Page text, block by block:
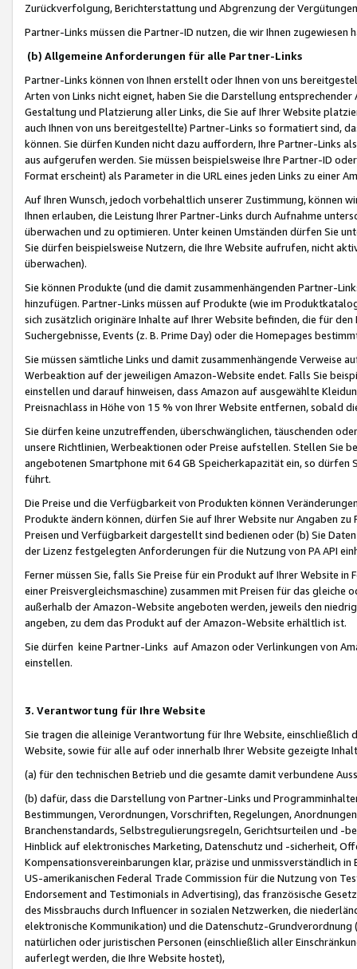
Zurückverfolgung, Berichterstattung und Abgrenzung der
Partner-Links müssen die Partner-ID nutzen, die wir Ihnen zugewiesen
(b) Allgemeine Anforderungen für alle Partner-Links
Partner-Links können von Ihnen erstellt oder Ihnen von uns
Arten von Links nicht eignet, haben Sie die Darstellung
Gestaltung und Platzierung aller Links, die Sie auf Ihrer Website
auch Ihnen von uns bereitgestellte) Partner-Links so formatiert sind,
können. Sie dürfen Kunden nicht dazu auffordern, Ihre Partner-Links
aus aufgerufen werden. Sie müssen beispielsweise Ihre Partner-ID
Format erscheint) als Parameter in die URL eines jeden Links zu einer
Auf Ihren Wunsch, jedoch vorbehaltlich unserer Zustimmung, können
Ihnen erlauben, die Leistung Ihrer Partner-Links durch Aufnahme
überwachen und zu optimieren. Unter keinen Umständen dürfen Sie
Sie dürfen beispielsweise Nutzern, die Ihre Website aufrufen, nicht
überwachen).
Sie können Produkte (und die damit zusammenhängenden Partner-
hinzufügen. Partner-Links müssen auf Produkte (wie im
sich zusätzlich originäre Inhalte auf Ihrer Website befinden, die für
Suchergebnisse, Events (z. B. Prime Day) oder die Homepages
Sie müssen sämtliche Links und damit zusammenhängende
Werbeaktion auf der jeweiligen Amazon-Website endet. Falls Sie
einstellen und darauf hinweisen, dass Amazon auf ausgewählte
Preisnachlass in Höhe von 15 % von Ihrer Website entfernen, sobald
Sie dürfen keine unzutreffenden, überschwänglichen, täuschenden
unsere Richtlinien, Werbeaktionen oder Preise aufstellen. Stellen Sie
angebotenen Smartphone mit 64 GB Speicherkapazität ein, so dürfen
führt.
Die Preise und die Verfügbarkeit von Produkten können
Produkte ändern können, dürfen Sie auf Ihrer Website nur Angaben
Preisen und Verfügbarkeit dargestellt sind bedienen oder (b) Sie
der Lizenz festgelegten Anforderungen für die Nutzung von PA API
Ferner müssen Sie, falls Sie Preise für ein Produkt auf Ihrer Website
einer Preisvergleichsmaschine) zusammen mit Preisen für das
außerhalb der Amazon-Website angeboten werden, jeweils den
angeben, zu dem das Produkt auf der Amazon-Website erhältlich ist.
Sie dürfen keine Partner-Links auf Amazon oder Verlinkungen von
einstellen.
3. Verantwortung für Ihre Website
Sie tragen die alleinige Verantwortung für Ihre Website,
Website, sowie für alle auf oder innerhalb Ihrer Website gezeigte
(a) für den technischen Betrieb und die gesamte damit verbundene
(b) dafür, dass die Darstellung von Partner-Links und
Bestimmungen, Verordnungen, Vorschriften, Regelungen,
Branchenstandards, Selbstregulierungsregeln, Gerichtsurteilen und -
Hinblick auf elektronisches Marketing, Datenschutz und -sicherheit,
Kompensationsvereinbarungen klar, präzise und unmissverständlich
US-amerikanischen Federal Trade Commission für die Nutzung von
Endorsement and Testimonials in Advertising), das französische
des Missbrauchs durch Influencer in sozialen Netzwerken, die
elektronische Kommunikation) und die Datenschutz-
natürlichen oder juristischen Personen (einschließlich aller
auferlegt werden, die Ihre Website hostet),